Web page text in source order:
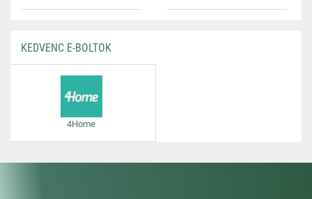
KEDVENC E-BOLTOK
4Home